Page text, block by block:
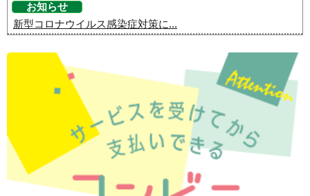
お知らせ
新型コロナウイルス感染症対策に...